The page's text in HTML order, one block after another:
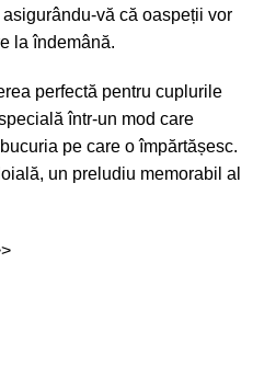
vă că oaspeții vor
la îndemână.
perfectă pentru cuplurile
într-un mod care
pe care o împărtășesc.
un preludiu memorabil al